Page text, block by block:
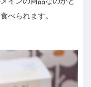
べられます。